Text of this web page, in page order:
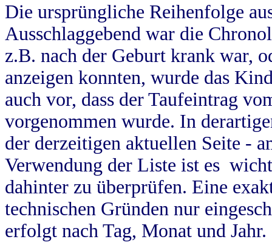
Die ursprüngliche Reihenfolge
Ausschlaggebend war die
z.B. nach der Geburt krank war,
anzeigen konnten, wurde das
auch vor, dass der Taufeintrag
vorgenommen wurde. In
der derzeitigen aktuellen Seite -
Verwendung der Liste ist es
dahinter zu überprüfen. Eine
technischen Gründen nur
erfolgt nach Tag, Monat und Jahr.